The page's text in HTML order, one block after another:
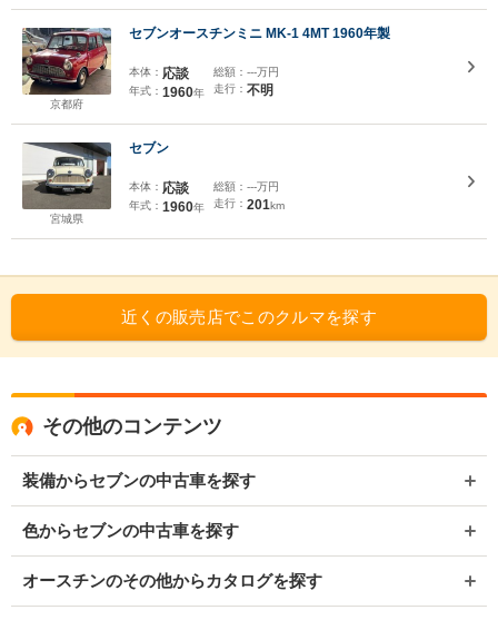
京都府
セブンオースチンミニ MK-1 4MT 1960年製
本体： 応談
年式： 1960年
総額： ---万円
走行： 不明
宮城県
セブン
本体： 応談
年式： 1960年
総額： ---万円
走行： 201km
近くの販売店でこのクルマを探す
その他のコンテンツ
装備からセブンの中古車を探す
色からセブンの中古車を探す
オースチンのその他からカタログを探す